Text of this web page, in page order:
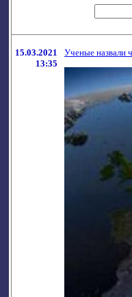
15.03.2021
13:35
Ученые назвали